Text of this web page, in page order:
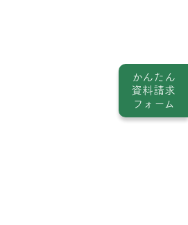
かんたん
資料請求
フォーム